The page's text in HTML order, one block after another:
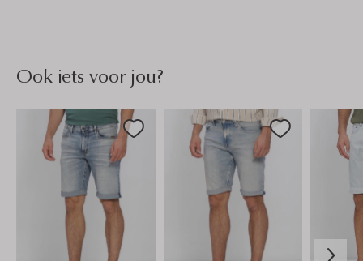
Ook iets voor jou?